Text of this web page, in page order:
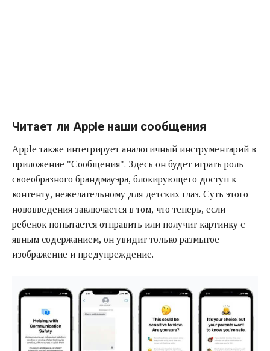
Читает ли Apple наши сообщения
Apple также интегрирует аналогичный инструментарий в
приложение "Сообщения". Здесь он будет играть роль
своеобразного брандмауэра, блокирующего доступ к
контенту, нежелательному для детских глаз. Суть этого
нововведения заключается в том, что теперь, если
ребенок попытается отправить или получит картинку с
явным содержанием, он увидит только размытое
изображение и предупреждение.